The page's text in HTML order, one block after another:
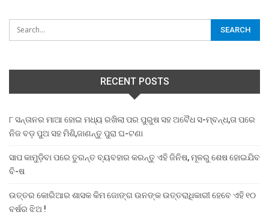
RECENT POSTS
୮ ସନ୍ତାନର ମାଆ ହୋଇ ମଧ୍ୟ ରଖିଲା ପର ପୁରୁଷ ସହ ଅବୈଧ ସ-ମ୍ବନ୍ଧ,ତା ପରେ
ନିଜ ବଡ଼ ପୁଅ ସହ ମିଶି,ଜାଣନ୍ତୁ ପୁରା ଘ-ଟଣା
ସାପ କାମୁଡ଼ିବା ପରେ ତୁରନ୍ତ ବ୍ୟବହାର କରନ୍ତୁ ଏହି ଜିନିଷ, ମୂଳରୁ ଶେଷ ହୋଇଯିବ
ବି-ଷ
ଉତ୍ତର କୋରିଆର ଶାସକ କିମ ଜୋଙ୍ଗ ଉନଙ୍କ ଉତ୍ତରାଧିକାରୀ ହେବେ ଏହି ୧୦
ବର୍ଷର ଝିଅ !